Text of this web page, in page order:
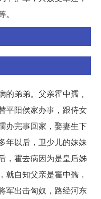
的弟弟。父亲霍中孺，
平阳侯家办事，跟侍女
办完事回家，娶妻生下
年以后，卫少儿的妹妹
，霍去病因为是皇后姊
就自知父亲是霍中孺，
军出击匈奴，路经河东